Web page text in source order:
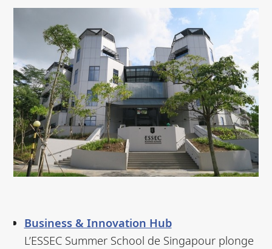
Business & Innovation Hub
L’ESSEC Summer School de Singapour plonge